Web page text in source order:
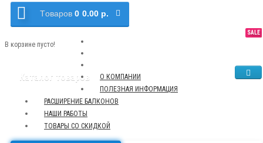
Tоваров 0 0.00 р.
В корзине пусто!
Каталог товаров
О КОМПАНИИ
ПОЛЕЗНАЯ ИНФОРМАЦИЯ
NEW
РАСШИРЕНИЕ БАЛКОНОВ
TOP
НАШИ РАБОТЫ
SALE
ТОВАРЫ СО СКИДКОЙ